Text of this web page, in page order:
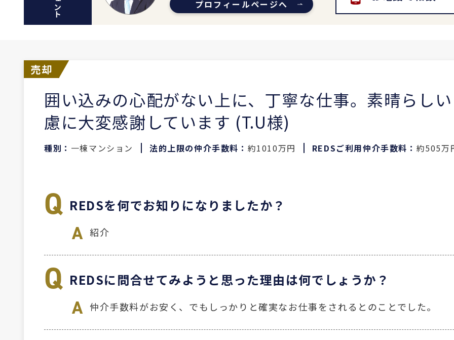
プロフィールページへ
売却
囲い込みの心配がない上に、丁寧な仕事。素晴らし
慮に大変感謝しています (T.U様)
種別： 一棟マンション 法的上限の仲介手数料： 約1010万円 REDSご利用仲介手数料： 約505万
REDSを何でお知りになりましたか？
紹介
REDSに問合せてみようと思った理由は何でしょうか？
仲介手数料がお安く、でもしっかりと確実なお仕事をされるとのことでした。